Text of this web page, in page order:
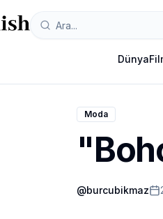
Dünya
Moda
@burcubikmaz